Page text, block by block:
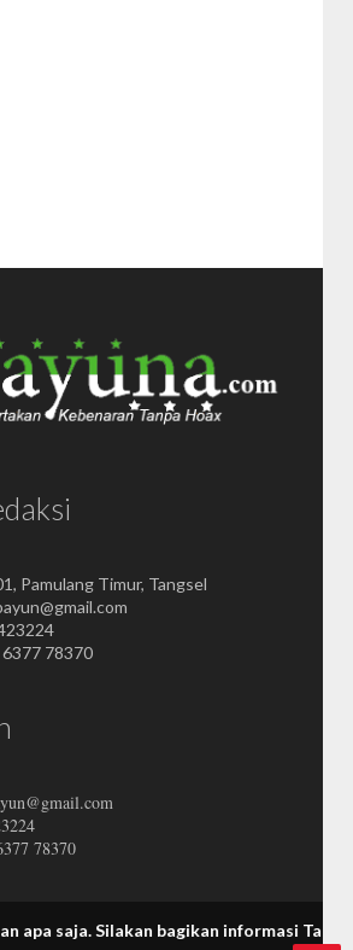
Pamulang Timur, Tangsel
78370
78370
Silakan bagikan informasi Tabayuna